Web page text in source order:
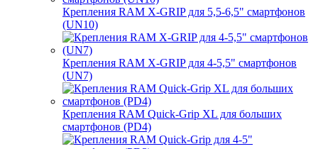
Крепления RAM X-GRIP для 5,5-6,5" смартфонов
(UN10)
Крепления RAM X-GRIP для 4-5,5" смартфонов
(UN7)
Крепления RAM Quick-Grip XL для больших
смартфонов (PD4)